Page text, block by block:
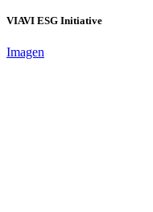
VIAVI ESG Initiative
Imagen